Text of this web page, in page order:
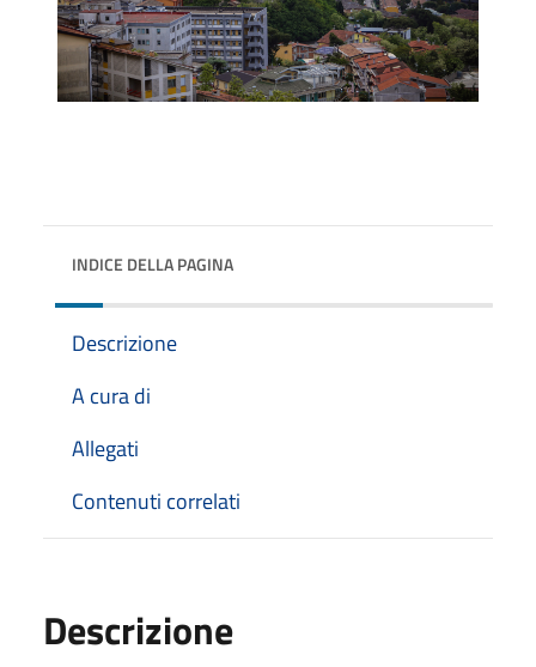
INDICE DELLA PAGINA
Descrizione
A cura di
Allegati
Contenuti correlati
Descrizione